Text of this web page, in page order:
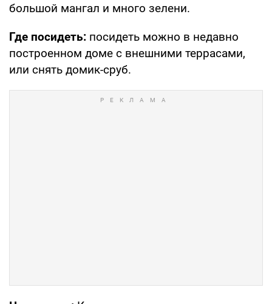
большой мангал и много зелени.
Где посидеть: посидеть можно в недавно
построенном доме с внешними террасами,
или снять домик-сруб.